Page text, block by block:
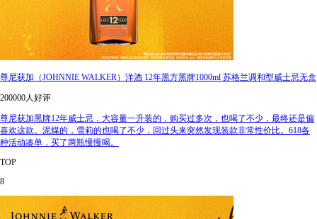
尊尼获加（JOHNNIE WALKER）洋酒 12年黑方黑牌1000ml 苏格兰调和型威士忌无盒
200000人好评
尊尼获加黑牌12年威士忌，大容量一升装的，购买过多次，也喝了不少，最终还是偏
喜欢这款。泥煤的，雪莉的也喝了不少，回过头来突然发现装款非常性价比。618各
种活动凑单，买了两瓶慢慢喝。
TOP
8